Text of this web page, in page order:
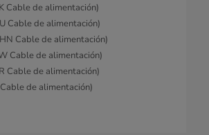
Cable de alimentación)
Cable de alimentación)
Cable de alimentación)
Cable de alimentación)
Cable de alimentación)
de alimentación)